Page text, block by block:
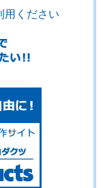
用ください